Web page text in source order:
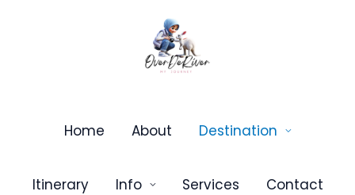
Home About Destination
Itinerary Info Services Contact